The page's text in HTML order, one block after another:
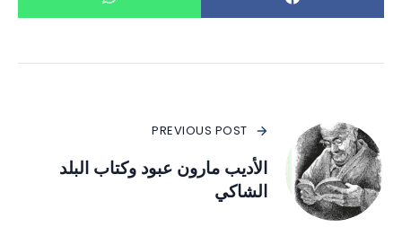
PREVIOUS POST
الأديب مارون عبود وكتاب البلد
الشاكي